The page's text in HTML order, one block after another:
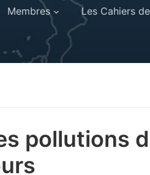
Membres Les Cahiers
pollutions